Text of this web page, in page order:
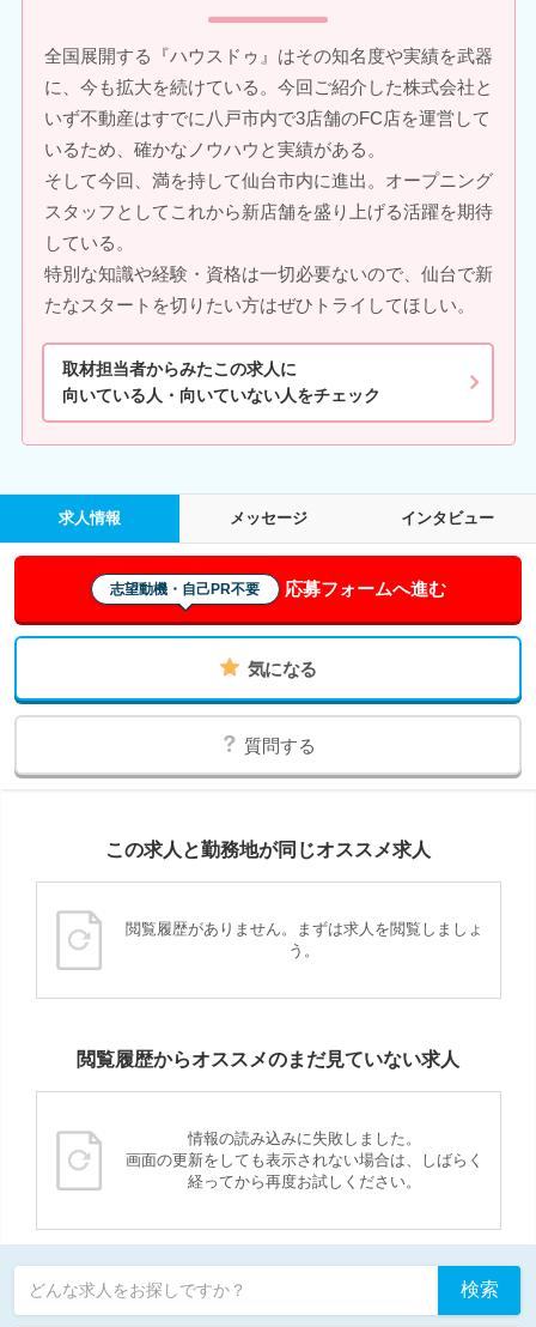
全国展開する『ハウスドゥ』はその知名度や実績を武器
に、今も拡大を続けている。今回ご紹介した株式会社と
いず不動産はすでに八戸市内で3店舗のFC店を運営して
いるため、確かなノウハウと実績がある。
そして今回、満を持して仙台市内に進出。オープニング
スタッフとしてこれから新店舗を盛り上げる活躍を期待
している。
特別な知識や経験・資格は一切必要ないので、仙台で新
たなスタートを切りたい方はぜひトライしてほしい。
取材担当者からみたこの求人に
向いている人・向いていない人をチェック
求人情報 メッセージ インタビュー
志望動機・自己PR不要 応募フォームへ進む
気になる
質問する
この求人と勤務地が同じオススメ求人
閲覧履歴がありません。まずは求人を閲覧しましょ
う。
閲覧履歴からオススメのまだ見ていない求人
情報の読み込みに失敗しました。
画面の更新をしても表示されない場合は、しばらく
経ってから再度お試しください。
どんな求人をお探しですか？ 検索